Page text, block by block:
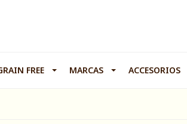
FREE MARCAS ACCESORIOS